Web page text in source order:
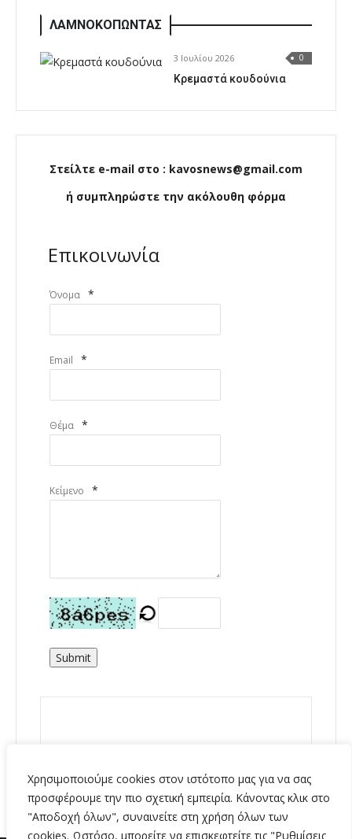
Χρησιμοποιούμε cookies στον ιστότοπο μας για να σας
προσφέρουμε την πιο σχετική εμπειρία. Κάνοντας κλικ στο
"Αποδοχή όλων", συναινείτε στη χρήση όλων των
cookies. Ωστόσο, μπορείτε να επισκεφτείτε τις "Ρυθμίσεις
ΛΑΜΝΟΚΟΠΩΝΤΑΣ
3 Ιουλίου 2026 0
Κρεμαστά κουδούνια
Στείλτε e-mail στο : kavosnews@gmail.com
ή συμπληρώστε την ακόλουθη φόρμα
Επικοινωνία
Όνομα *
Email *
Θέμα *
Κείμενο *
Submit